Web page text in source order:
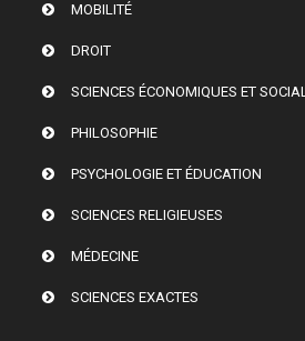
MOBILITÉ
DROIT
SCIENCES ÉCONOMIQUES ET
PHILOSOPHIE
PSYCHOLOGIE ET ÉDUCATION
SCIENCES RELIGIEUSES
MÉDECINE
SCIENCES EXACTES